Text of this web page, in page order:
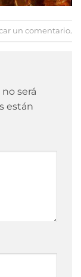
un comentario.
será
están